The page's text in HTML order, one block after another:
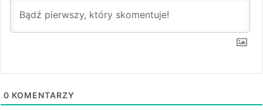
0 KOMENTARZY